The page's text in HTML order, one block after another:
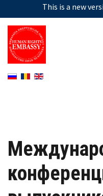
This is a new